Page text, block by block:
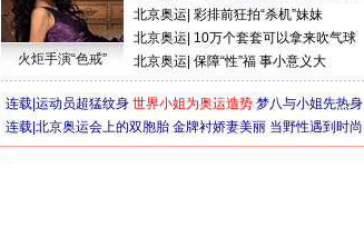
火炬手演“色戒”
北京奥运 彩排前狂拍“杀机”妹妹
北京奥运 10万个套套可以拿来吹气球
北京奥运 保障“性”福 事小意义大
连载| 运动员超猛纹身 世界小姐为奥运造势 梦八与小姐先热身
连载| 北京奥运会上的双胞胎 金牌衬娇妻美丽 当野性遇到时尚